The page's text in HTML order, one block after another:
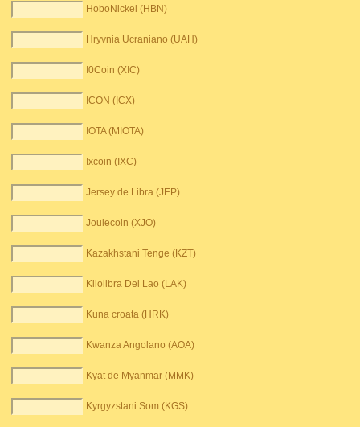
HoboNickel (HBN)
Hryvnia Ucraniano (UAH)
I0Coin (XIC)
ICON (ICX)
IOTA (MIOTA)
Ixcoin (IXC)
Jersey de Libra (JEP)
Joulecoin (XJO)
Kazakhstani Tenge (KZT)
Kilolibra Del Lao (LAK)
Kuna croata (HRK)
Kwanza Angolano (AOA)
Kyat de Myanmar (MMK)
Kyrgyzstani Som (KGS)